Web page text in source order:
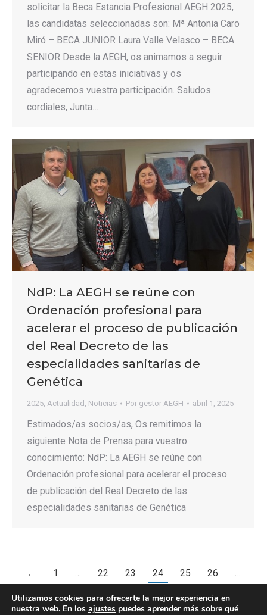
solicitar la Beca Estancia Profesional AEGH 2025,
las candidatas seleccionadas son: Mª Antonia Caro
Miró – BECA JUNIOR Laura Valle Velasco – BECA
SENIOR Desde la AEGH, os animamos a seguir
participando en estas iniciativas y os
agradecemos vuestra participación. Saludos
cordiales, Junta…
NdP: La AEGH se reúne con
Ordenación profesional para
acelerar el proceso de publicación
del Real Decreto de las
especialidades sanitarias de
Genética
2025, Actualidad , Noticias Por gestor AEGH abril 1, 2025
Estimados/as socios/as, Os remitimos la
siguiente Nota de Prensa para vuestro
conocimiento: NdP: La AEGH se reúne con
Ordenación profesional para acelerar el proceso
de publicación del Real Decreto de las
especialidades sanitarias de Genética
← 1 … 22 23 24 25 26
…
Utilizamos cookies para ofrecerte la mejor experiencia en
nuestra web. En los ajustes puedes aprender más sobre qué